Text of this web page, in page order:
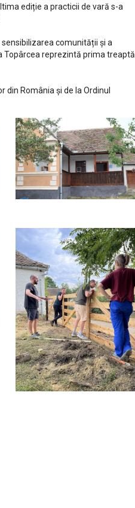
ediție a practicii de vară s-a
comunității și a
Topârcea reprezintă prima treaptă
România și de la Ordinul